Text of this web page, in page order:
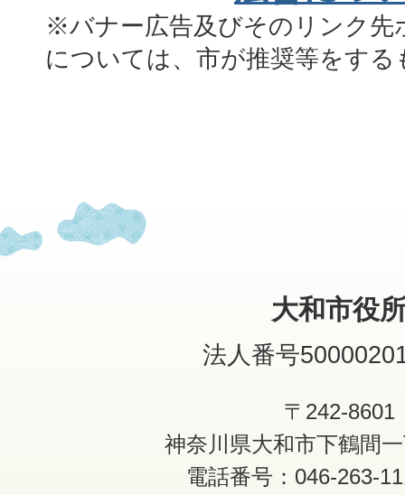
※バナー広告及びそのリンク先
については、市が推奨等をす
大和市役
法人番号
〒242-8601
神奈川県大和市下鶴間
電話番号：046-263-